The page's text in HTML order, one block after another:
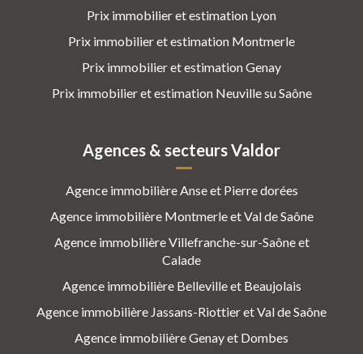
Prix immobilier et estimation Lyon
Prix immobilier et estimation Montmerle
Prix immobilier et estimation Genay
Prix immobilier et estimation Neuville su Saône
Agences & secteurs Valdor
Agence immobilière Anse et Pierre dorées
Agence immobilière Montmerle et Val de Saône
Agence immobilière Villefranche-sur-Saône et
Calade
Agence immobilière Belleville et Beaujolais
Agence immobilière Jassans-Riottier et Val de Saône
Agence immobilière Genay et Dombes